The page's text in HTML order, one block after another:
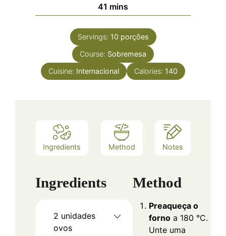
41 minutes
mins
Servings: 10 porções
Course: Sobremesa
Cuisine: Internacional Calories: 140
Ingredients Method Notes
Ingredients
2 unidades
ovos
Method
Preaqueça o
forno a 180 °C.
Unte uma